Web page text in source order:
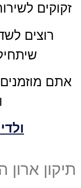
זקוקים
רוצים
אתם
תיקון ארון